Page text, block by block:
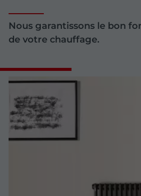
Nous garantissons le bon
de votre chauffage.